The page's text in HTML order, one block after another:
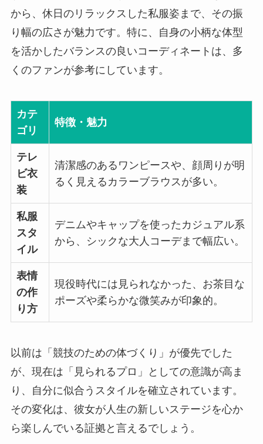
から、休日のリラックスした私服姿まで、その振
り幅の広さが魅力です。特に、自身の小柄な体型
を活かしたバランスの良いコーディネートは、多
くのファンが参考にしています。
カテ
ゴリ
特徴・魅力
テレ
ビ衣
装
清潔感のあるワンピースや、顔周りが明
るく見えるカラーブラウスが多い。
私服
スタ
イル
デニムやキャップを使ったカジュアル系
から、シックな大人コーデまで幅広い。
表情
の作
り方
現役時代には見られなかった、お茶目な
ポーズや柔らかな微笑みが印象的。
以前は「競技のための体づくり」が優先でした
が、現在は「見られるプロ」としての意識が高ま
り、自分に似合うスタイルを確立されています。
その変化は、彼女が人生の新しいステージを心か
ら楽しんでいる証拠と言えるでしょう。